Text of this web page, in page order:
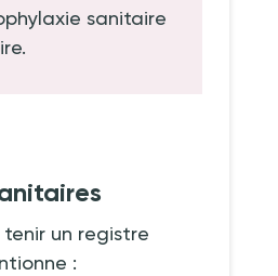
sanitaire
un registre
: